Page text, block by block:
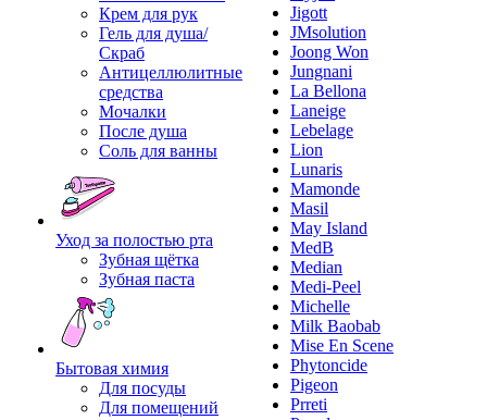
Крем для рук
Гель для душа/
Скраб
Антицеллюлитные
средства
Мочалки
После душа
Соль для ванны
Уход за полостью рта
Зубная щётка
Зубная паста
Бытовая химия
Для посуды
Для помещений
Jigott
JMsolution
Joong Won
Jungnani
La Bellona
Laneige
Lebelage
Lion
Lunaris
Mamonde
Masil
May Island
MedB
Median
Medi-Peel
Michelle
Milk Baobab
Mise En Scene
Phytoncide
Pigeon
Prreti